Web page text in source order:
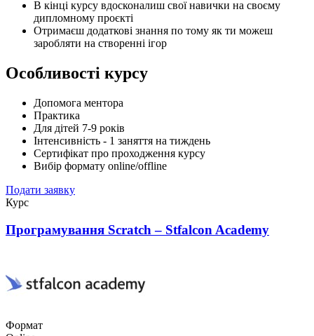
В кінці курсу вдосконалиш свої навички на своєму
дипломному проєкті
Отримаєш додаткові знання по тому як ти можеш
заробляти на створенні ігор
Особливості курсу
Допомога ментора
Практика
Для дітей 7-9 років
Інтенсивність - 1 заняття на тиждень
Сертифікат про проходження курсу
Вибір формату online/offline
Подати заявку
Курс
Програмування Scratch – Stfalcon Academy
Формат